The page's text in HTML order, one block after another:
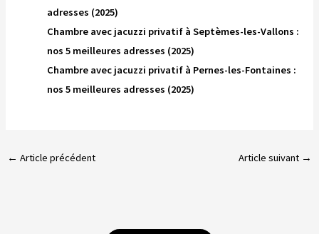
adresses (2025)
Chambre avec jacuzzi privatif à Septèmes-les-Vallons :
nos 5 meilleures adresses (2025)
Chambre avec jacuzzi privatif à Pernes-les-Fontaines :
nos 5 meilleures adresses (2025)
← Article précédent Article suivant →